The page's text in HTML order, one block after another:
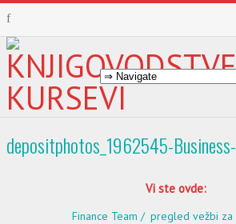
depositphotos_1962545-
Vi ste ovde:
Finance Team
pregled vežbi za